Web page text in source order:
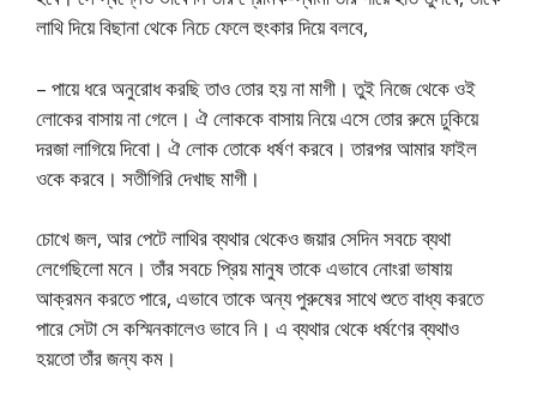
লাথি দিয়ে বিছানা থেকে নিচে ফেলে হুংকার দিয়ে বলবে,
– পায়ে ধরে অনুরোধ করছি তাও তোর হয় না মাগী। তুই নিজে থেকে ওই
লোকের বাসায় না গেলে। ঐ লোককে বাসায় নিয়ে এসে তোর রুমে ঢুকিয়ে
দরজা লাগিয়ে দিবো। ঐ লোক তোকে ধর্ষণ করবে। তারপর আমার ফাইল
ওকে করবে। সতীগিরি দেখাছ মাগী।
চোখে জল, আর পেটে লাথির ব্যথার থেকেও জয়ার সেদিন সবচে ব্যথা
লেগেছিলো মনে। তাঁর সবচে প্রিয় মানুষ তাকে এভাবে নোংরা ভাষায়
আক্রমন করতে পারে, এভাবে তাকে অন্য পুরুষের সাথে শুতে বাধ্য করতে
পারে সেটা সে কস্মিনকালেও ভাবে নি। এ ব্যথার থেকে ধর্ষণের ব্যথাও
হয়তো তাঁর জন্য কম।